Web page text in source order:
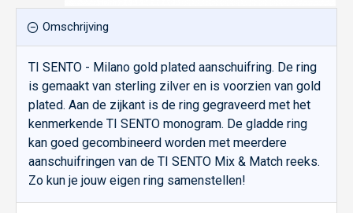
Omschrijving
TI SENTO - Milano gold plated aanschuifring. De ring
is gemaakt van sterling zilver en is voorzien van gold
plated. Aan de zijkant is de ring gegraveerd met het
kenmerkende TI SENTO monogram. De gladde ring
kan goed gecombineerd worden met meerdere
aanschuifringen van de TI SENTO Mix & Match reeks.
Zo kun je jouw eigen ring samenstellen!